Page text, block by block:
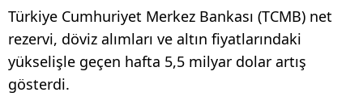
Türkiye Cumhuriyet Merkez Bankası (TCMB) net
rezervi, döviz alımları ve altın fiyatlarındaki
yükselişle geçen hafta 5,5 milyar dolar artış
gösterdi.